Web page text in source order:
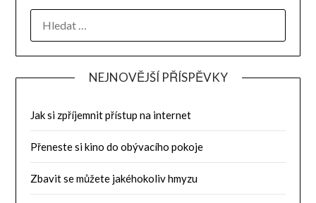
NEJNOVĚJŠÍ PŘÍSPĚVKY
Jak si zpříjemnit přístup na internet
Přeneste si kino do obývacího pokoje
Zbavit se můžete jakéhokoliv hmyzu